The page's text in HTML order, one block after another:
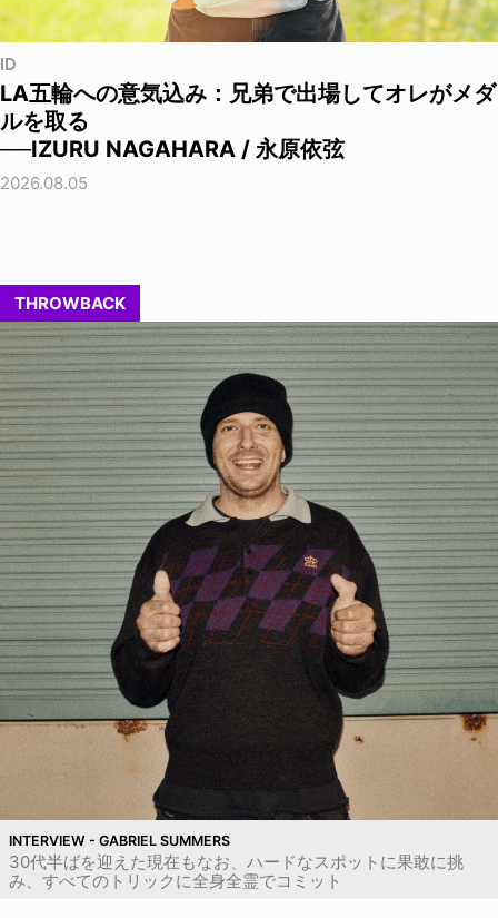
ID
LA五輪への意気込み：兄弟で出場してオレがメダ
ルを取る
──IZURU NAGAHARA / 永原依弦
2026.08.05
THROWBACK
INTERVIEW - GABRIEL SUMMERS
30代半ばを迎えた現在もなお、ハードなスポットに果敢に挑
み、すべてのトリックに全身全霊でコミット